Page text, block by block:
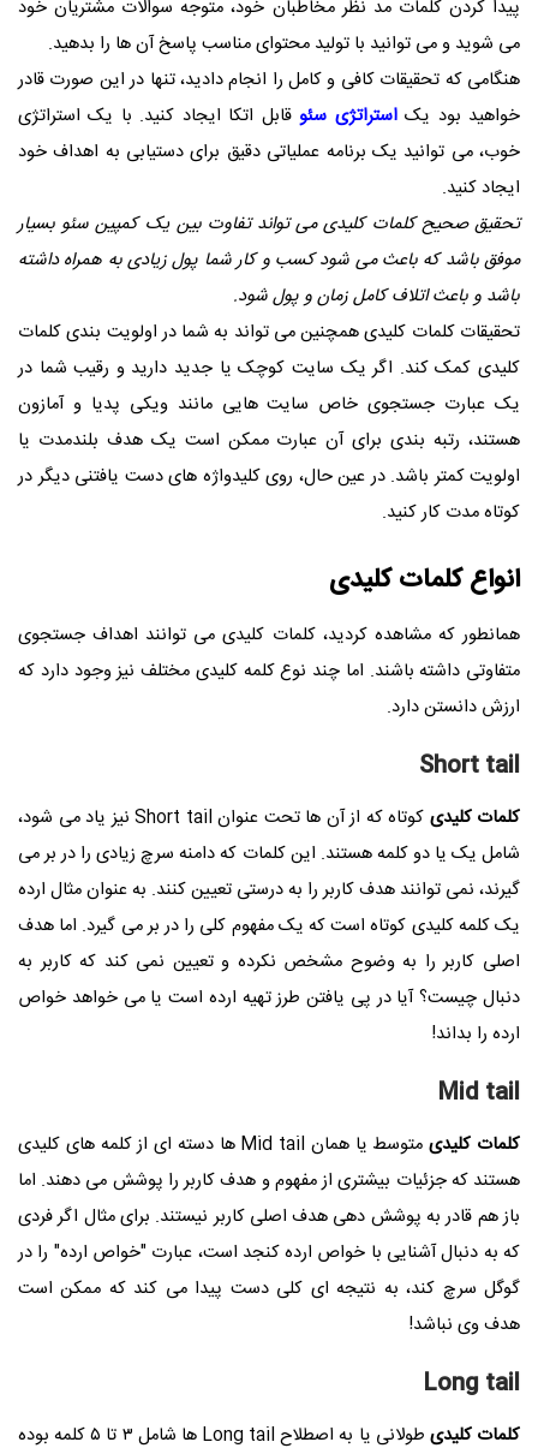
پیدا کردن کلمات مد نظر مخاطبان خود، متوجه سوالات مشتریان خود
می شوید و می توانید با تولید محتوای مناسب پاسخ آن ها را بدهید.
هنگامی که تحقیقات کافی و کامل را انجام دادید، تنها در این صورت قادر
خواهید بود یکاستراتژی سئوقابل اتکا ایجاد کنید. با یک استراتژی
خوب، می توانید یک برنامه عملیاتی دقیق برای دستیابی به اهداف خود
ایجاد کنید.
​تحقیق صحیح کلمات کلیدی می تواند تفاوت بین یک کمپین سئو بسیار
موفق باشد که باعث می شود کسب و کار شما پول زیادی به همراه داشته
باشد و باعث اتلاف کامل زمان و پول شود.
تحقیقات کلمات کلیدی همچنین می تواند به شما در اولویت بندی کلمات
کلیدی کمک کند. اگر یک سایت کوچک یا جدید دارید و رقیب شما در
یک عبارت جستجوی خاص سایت هایی مانند ویکی پدیا و آمازون
هستند، رتبه بندی برای آن عبارت ممکن است یک هدف بلندمدت یا
اولویت کمتر باشد. در عین حال، روی کلیدواژه های دست یافتنی دیگر در
کوتاه مدت کار کنید.
انواع کلمات کلیدی
همانطور که مشاهده کردید، کلمات کلیدی می توانند اهداف جستجوی
متفاوتی داشته باشند. اما چند نوع کلمه کلیدی مختلف نیز وجود دارد که
ارزش دانستن دارد.
Short tail
کلمات کلیدی کوتاه که از آن ها تحت عنوان Short tail نیز یاد می شود،
شامل یک یا دو کلمه هستند. این کلمات که دامنه سرچ زیادی را در بر می
گیرند، نمی توانند هدف کاربر را به درستی تعیین کنند. به عنوان مثال ارده
یک کلمه کلیدی کوتاه است که یک مفهوم کلی را در بر می گیرد. اما هدف
اصلی کاربر را به وضوح مشخص نکرده و تعیین نمی کند که کاربر به
دنبال چیست؟ آیا در پی یافتن طرز تهیه ارده است یا می خواهد خواص
ارده را بداند!
Mid tail
کلمات کلیدیمتوسط یا همان Mid tail ها دسته ای از کلمه های کلیدی
هستند که جزئیات بیشتری از مفهوم و هدف کاربر را پوشش می دهند. اما
باز هم قادر به پوشش دهی هدف اصلی کاربر نیستند. برای مثال اگر فردی
که به دنبال آشنایی با خواص ارده کنجد است، عبارت "خواص ارده" را در
گوگل سرچ کند، به نتیجه ای کلی دست پیدا می کند که ممکن است
هدف وی نباشد!
Long tail
کلمات کلیدی طولانی یا به اصطلاح Long tail
ها شامل ۳ تا ۵ کلمه بوده